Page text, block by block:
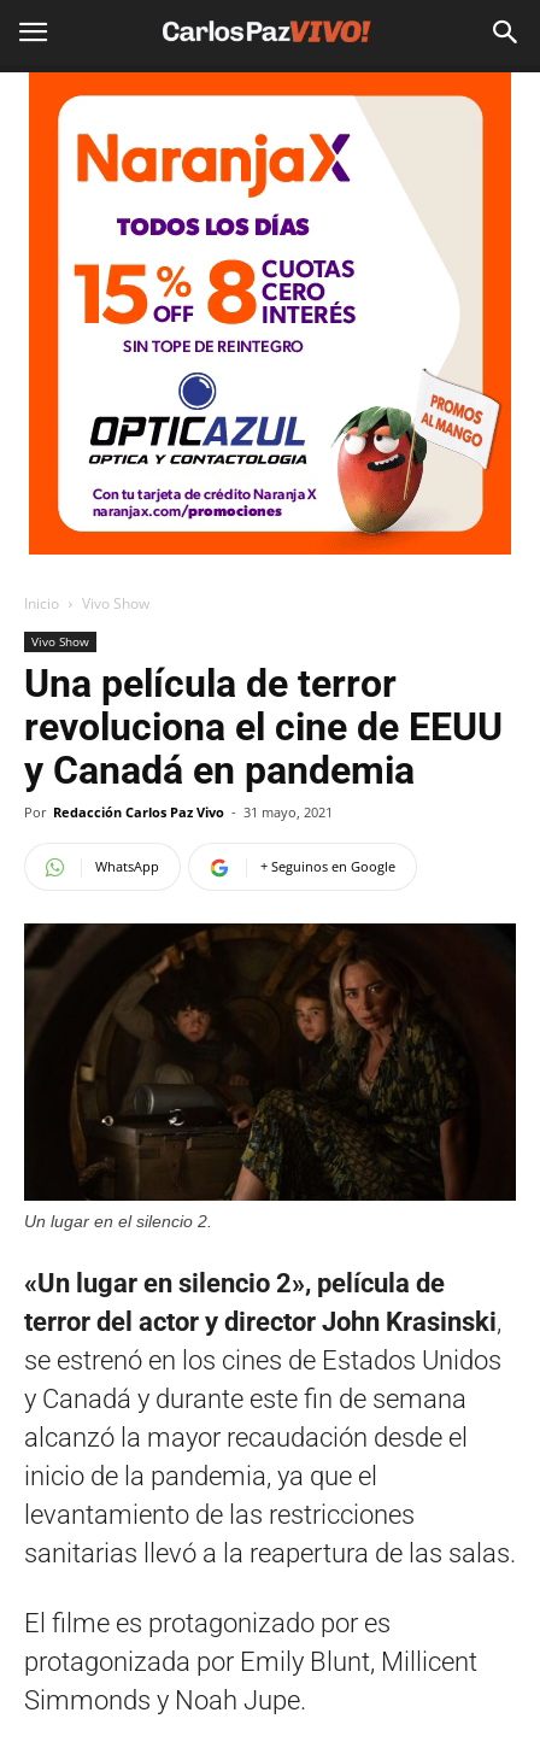
Inicio Vivo Show
Vivo Show
Una película de terror
revoluciona el cine de EEUU
y Canadá en pandemia
Por Redacción Carlos Paz Vivo - 31 mayo, 2021
WhatsApp + Seguinos en Google
Un lugar en el silencio 2.
«Un lugar en silencio 2», película de
terror del actor y director John Krasinski,
se estrenó en los cines de Estados Unidos
y Canadá y durante este fin de semana
alcanzó la mayor recaudación desde el
inicio de la pandemia, ya que el
levantamiento de las restricciones
sanitarias llevó a la reapertura de las salas.
El filme es protagonizado por es
protagonizada por Emily Blunt, Millicent
Simmonds y Noah Jupe.